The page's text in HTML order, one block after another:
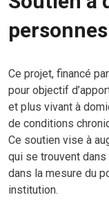
Ce projet, financé
pour objectif
et plus vivant à
de conditions
Ce soutien vise à
qui se trouvent
dans la mesure du
institution.